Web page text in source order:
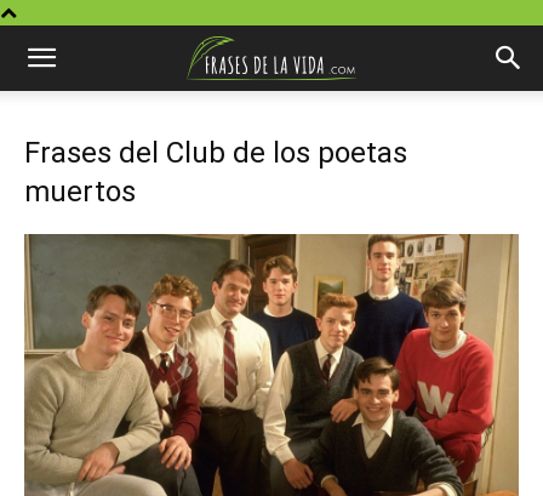
Frases del Club de los poetas
muertos